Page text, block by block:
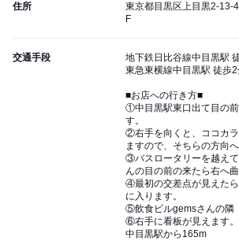
住所
東京都目黒区上目黒2-13-
F
交通手段
地下鉄日比谷線中目黒駅
東急東横線中目黒駅 徒歩
■お店への行き方■
①中目黒駅東口出て目の
す。
②右手を向くと、ココカラ
ますので、そちらの方向へ
③バスロータリーを越え
んの目の前の来たら右へ曲
④最初の交差点が見えた
に入ります。
⑤飲食ビルgemsさんの隣
⑥右手に看板が見えます。
中目黒駅から165m